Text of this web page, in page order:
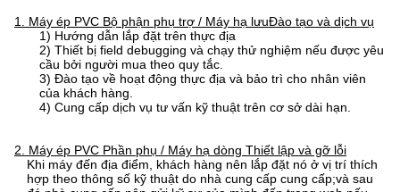
1. Máy ép PVC Bộ phận phụ trợ / Máy hạ lưuĐào tạo và dịch vụ
1) Hướng dẫn lắp đặt trên thực địa
2) Thiết bị field debugging và chạy thử nghiệm nếu được yêu
cầu bởi người mua theo quy tắc.
3) Đào tạo về hoạt động thực địa và bảo trì cho nhân viên
của khách hàng.
4) Cung cấp dịch vụ tư vấn kỹ thuật trên cơ sở dài hạn.
2. Máy ép PVC Phần phụ / Máy hạ dòng Thiết lập và gỡ lỗi
Khi máy đến địa điểm, khách hàng nên lắp đặt nó ở vị trí thích
hợp theo thông số kỹ thuật do nhà cung cấp cung cấp;và sau